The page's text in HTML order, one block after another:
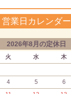
営業日カレンダー
2026年8月の定休日
火 水 木
4 5 6